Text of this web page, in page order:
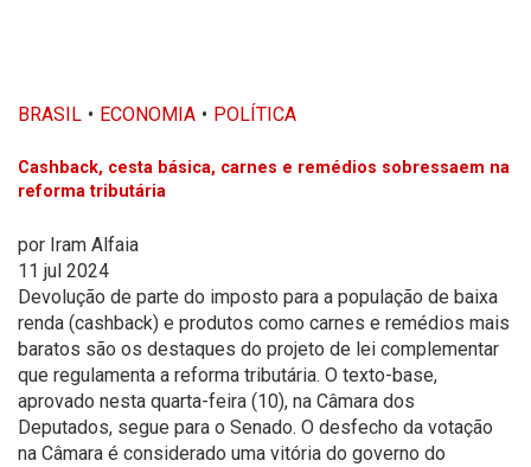
BRASIL ECONOMIA POLÍTICA
Cashback, cesta básica, carnes e remédios sobressaem na
reforma tributária
por Iram Alfaia
11 jul 2024
Devolução de parte do imposto para a população de baixa
renda (cashback) e produtos como carnes e remédios mais
baratos são os destaques do projeto de lei complementar
que regulamenta a reforma tributária. O texto-base,
aprovado nesta quarta-feira (10), na Câmara dos
Deputados, segue para o Senado. O desfecho da votação
na Câmara é considerado uma vitória do governo do